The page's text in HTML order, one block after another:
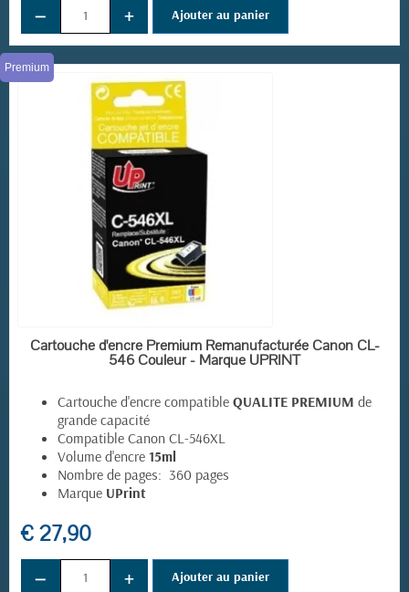
− + Ajouter au panier
EN STOCK
Premium
Cartouche d'encre Premium Remanufacturée Canon CL-
546 Couleur - Marque UPRINT
Cartouche d'encre compatible QUALITE PREMIUM de
grande capacité
Compatible Canon CL-546XL
Volume d'encre 15ml
Nombre de pages: 360 pages
Marque UPrint
€ 27,90
− + Ajouter au panier